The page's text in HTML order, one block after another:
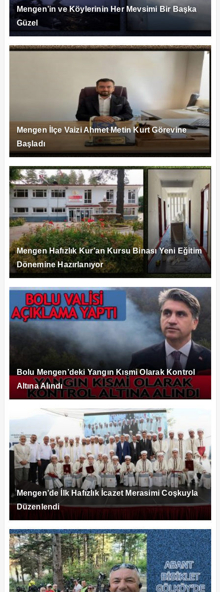
Mengen’in ve Köylerinin Her Mevsimi Bir Başka
Güzel
Mengen İlçe Vaizi Ahmet Metin Kurt Görevine
Başladı
Mengen Hafızlık Kur’an Kursu Binası Yeni Eğitim
Dönemine Hazırlanıyor
Bolu Mengen’deki Yangın Kısmi Olarak Kontrol
Altına Alındı
Mengen’de İlk Hafızlık İcazet Merasimi Coşkuyla
Düzenlendi